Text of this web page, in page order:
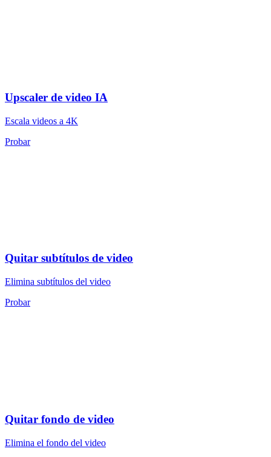
Upscaler de video IA
Escala videos a 4K
Probar
Quitar subtítulos de video
Elimina subtítulos del video
Probar
Quitar fondo de video
Elimina el fondo del video